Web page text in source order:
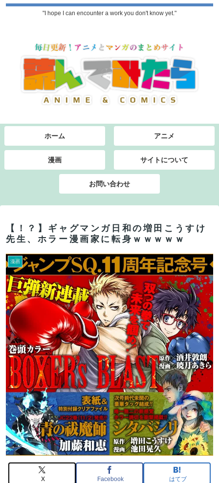
"I hope I can encounter a work you don't know yet."
ホーム アニメ
漫画 サイトについて
お問い合わせ
【！？】ギャグマンガ日和の増田こうすけ
先生、ホラー漫画家に転身ｗｗｗｗｗ
漫画
X Facebook はてブ